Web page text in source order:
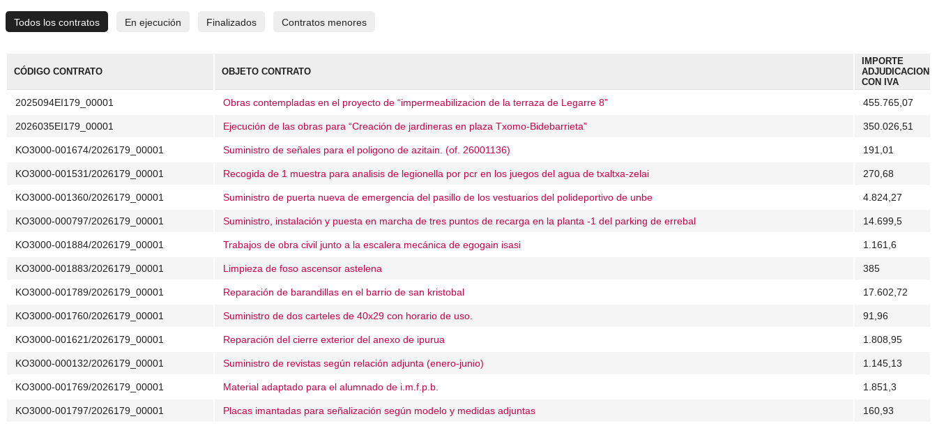
Todos los contratos En ejecución Finalizados Contratos menores
CÓDIGO CONTRATO OBJETO CONTRATO
IMPORTE
ADJUDICACION
CON IVA
2025094EI179_00001 Obras contempladas en el proyecto de “impermeabilizacion de la terraza de Legarre 8” 455.765,07
2026035EI179_00001 Ejecución de las obras para “Creación de jardineras en plaza Txomo-Bidebarrieta” 350.026,51
KO3000-001674/2026179_00001 Suministro de señales para el poligono de azitain. (of. 26001136) 191,01
KO3000-001531/2026179_00001 Recogida de 1 muestra para analisis de legionella por pcr en los juegos del agua de txaltxa-zelai 270,68
KO3000-001360/2026179_00001 Suministro de puerta nueva de emergencia del pasillo de los vestuarios del polideportivo de unbe 4.824,27
KO3000-000797/2026179_00001 Suministro, instalación y puesta en marcha de tres puntos de recarga en la planta -1 del parking de errebal 14.699,5
KO3000-001884/2026179_00001 Trabajos de obra civil junto a la escalera mecánica de egogain isasi 1.161,6
KO3000-001883/2026179_00001 Limpieza de foso ascensor astelena 385
KO3000-001789/2026179_00001 Reparación de barandillas en el barrio de san kristobal 17.602,72
KO3000-001760/2026179_00001 Suministro de dos carteles de 40x29 con horario de uso. 91,96
KO3000-001621/2026179_00001 Reparación del cierre exterior del anexo de ipurua 1.808,95
KO3000-000132/2026179_00001 Suministro de revistas según relación adjunta (enero-junio) 1.145,13
KO3000-001769/2026179_00001 Material adaptado para el alumnado de i.m.f.p.b. 1.851,3
KO3000-001797/2026179_00001 Placas imantadas para señalización según modelo y medidas adjuntas 160,93